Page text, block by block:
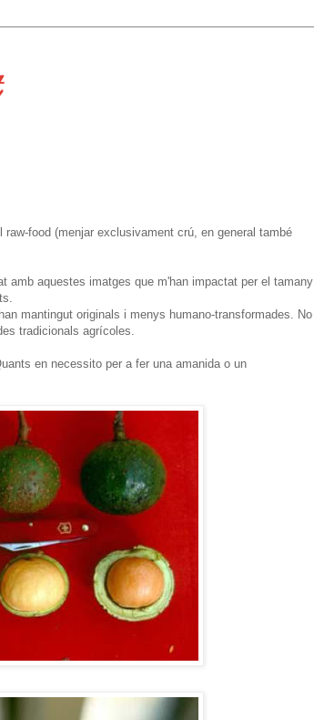
food (menjar exclusivament crú, en general també
amb aquestes imatges que m'han impactat per el tamany
mantingut originals i menys humano-transformades. No
tradicionals agrícoles.
en necessito per a fer una amanida o un